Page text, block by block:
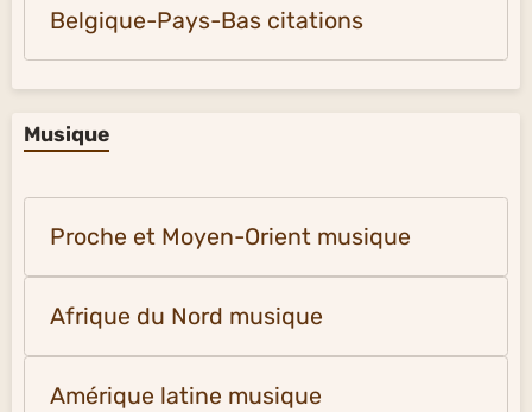
Belgique-Pays-Bas citations
Musique
Proche et Moyen-Orient musique
Afrique du Nord musique
Amérique latine musique